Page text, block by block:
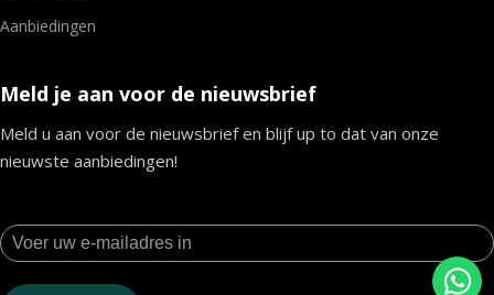
Aanbiedingen
Meld je aan voor de nieuwsbrief
Meld u aan voor de nieuwsbrief en blijf up to dat van onze
nieuwste aanbiedingen!